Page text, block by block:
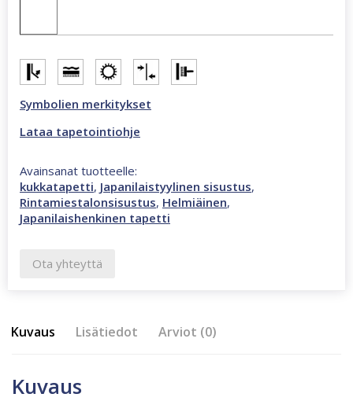
määrä
Symbolien merkitykset
Lataa tapetointiohje
Avainsanat tuotteelle:
kukkatapetti, Japanilaistyylinen sisustus,
Rintamiestalonsisustus, Helmiäinen,
Japanilaishenkinen tapetti
Ota yhteyttä
Kuvaus Lisätiedot Arviot (0)
Kuvaus